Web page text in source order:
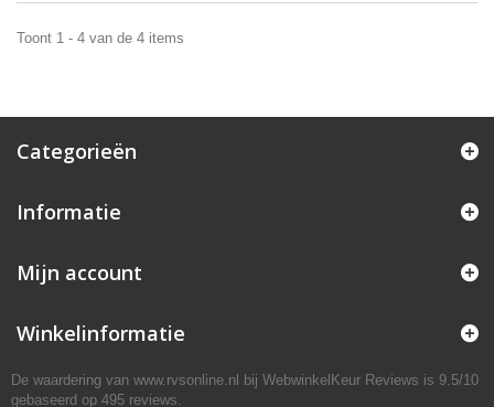
Toont 1 - 4 van de 4 items
Categorieën
Informatie
Mijn account
Winkelinformatie
De waardering van www.rvsonline.nl bij WebwinkelKeur Reviews is 9.5/10
gebaseerd op 495 reviews.